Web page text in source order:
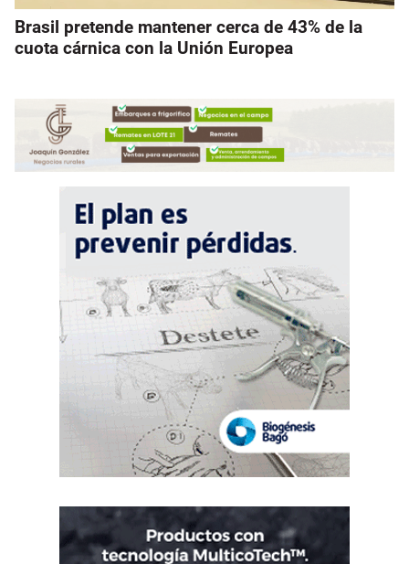
Brasil pretende mantener cerca de 43% de la
cuota cárnica con la Unión Europea